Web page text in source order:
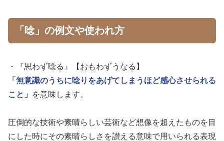
「唸」の例文や使われ方
・『思わず唸る』【おもわずうなる】
「無意識のうちに唸りをあげてしまうほど感心させられる
こと」
を意味します。
圧倒的な技術や素晴らしい芸術など想像を超えたものを目
にした時にその素晴らしさを讃える意味で用いられる表現